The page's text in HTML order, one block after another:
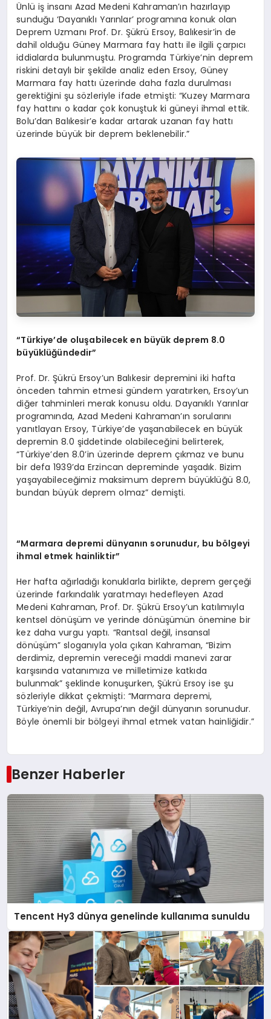
Ünlü iş insanı Azad Medeni Kahraman’ın hazırlayıp
sunduğu ‘Dayanıklı Yarınlar’ programına konuk olan
Deprem Uzmanı Prof. Dr. Şükrü Ersoy, Balıkesir’in de
dahil olduğu Güney Marmara fay hattı ile ilgili çarpıcı
iddialarda bulunmuştu. Programda Türkiye’nin deprem
riskini detaylı bir şekilde analiz eden Ersoy, Güney
Marmara fay hattı üzerinde daha fazla durulması
gerektiğini şu sözleriyle ifade etmişti: “Kuzey Marmara
fay hattını o kadar çok konuştuk ki güneyi ihmal ettik.
Bolu’dan Balıkesir’e kadar artarak uzanan fay hattı
üzerinde büyük bir deprem beklenebilir.”
“Türkiye’de oluşabilecek en büyük deprem 8.0
büyüklüğündedir”
Prof. Dr. Şükrü Ersoy’un Balıkesir depremini iki hafta
önceden tahmin etmesi gündem yaratırken, Ersoy’un
diğer tahminleri merak konusu oldu. Dayanıklı Yarınlar
programında, Azad Medeni Kahraman’ın sorularını
yanıtlayan Ersoy, Türkiye’de yaşanabilecek en büyük
depremin 8.0 şiddetinde olabileceğini belirterek,
“Türkiye’den 8.0’in üzerinde deprem çıkmaz ve bunu
bir defa 1939’da Erzincan depreminde yaşadık. Bizim
yaşayabileceğimiz maksimum deprem büyüklüğü 8.0,
bundan büyük deprem olmaz” demişti.
“Marmara depremi dünyanın sorunudur, bu bölgeyi
ihmal etmek hainliktir”
Her hafta ağırladığı konuklarla birlikte, deprem gerçeği
üzerinde farkındalık yaratmayı hedefleyen Azad
Medeni Kahraman, Prof. Dr. Şükrü Ersoy’un katılımıyla
kentsel dönüşüm ve yerinde dönüşümün önemine bir
kez daha vurgu yaptı. “Rantsal değil, insansal
dönüşüm” sloganıyla yola çıkan Kahraman, “Bizim
derdimiz, depremin vereceği maddi manevi zarar
karşısında vatanımıza ve milletimize katkıda
bulunmak” şeklinde konuşurken, Şükrü Ersoy ise şu
sözleriyle dikkat çekmişti: “Marmara depremi,
Türkiye’nin değil, Avrupa’nın değil dünyanın sorunudur.
Böyle önemli bir bölgeyi ihmal etmek vatan hainliğidir.”
Benzer Haberler
Tencent Hy3 dünya genelinde kullanıma sunuldu